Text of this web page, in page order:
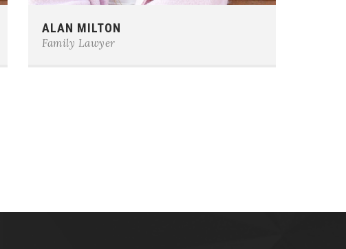
E-mail: team@example.com
ALAN MILTON
Family Lawyer